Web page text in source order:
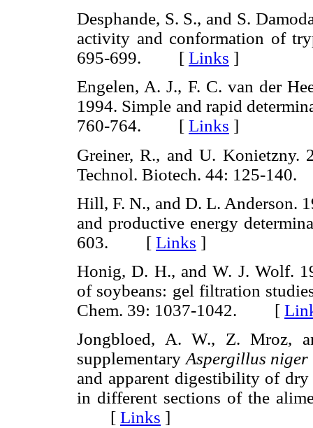
Desphande, S. S., and S.
activity and conformation of
695-699. [ Links ]
Engelen, A. J., F. C. van der
1994. Simple and rapid
760-764. [ Links ]
Greiner, R., and U. Konietzny.
Technol. Biotech. 44: 125-
Hill, F. N., and D. L. Anderson.
and productive energy
603. [ Links ]
Honig, D. H., and W. J. Wolf.
of soybeans: gel filtration
Chem. 39: 1037-1042. [
Jongbloed, A. W., Z. Mroz,
supplementary Aspergillus niger
and apparent digestibility of
in different sections of the
[ Links ]